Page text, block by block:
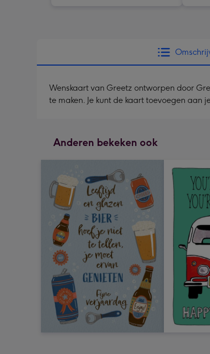
Wenskaart van Greetz ontworpen door
te maken. Je kunt de kaart toevoegen
Anderen bekeken ook